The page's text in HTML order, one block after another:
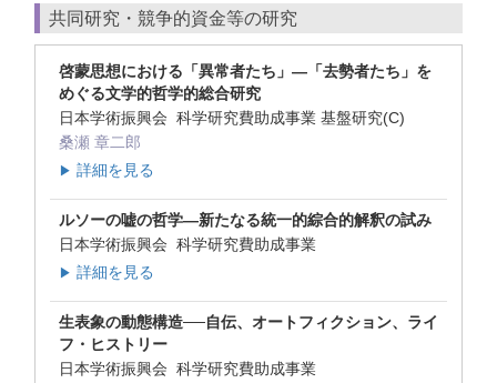
共同研究・競争的資金等の研究
啓蒙思想における「異常者たち」―「去勢者たち」を
めぐる文学的哲学的総合研究
日本学術振興会 科学研究費助成事業 基盤研究(C)
桑瀬 章二郎
▶ 詳細を見る
ルソーの嘘の哲学―新たなる統一的綜合的解釈の試み
日本学術振興会 科学研究費助成事業
▶ 詳細を見る
生表象の動態構造──自伝、オートフィクション、ライ
フ・ヒストリー
日本学術振興会 科学研究費助成事業